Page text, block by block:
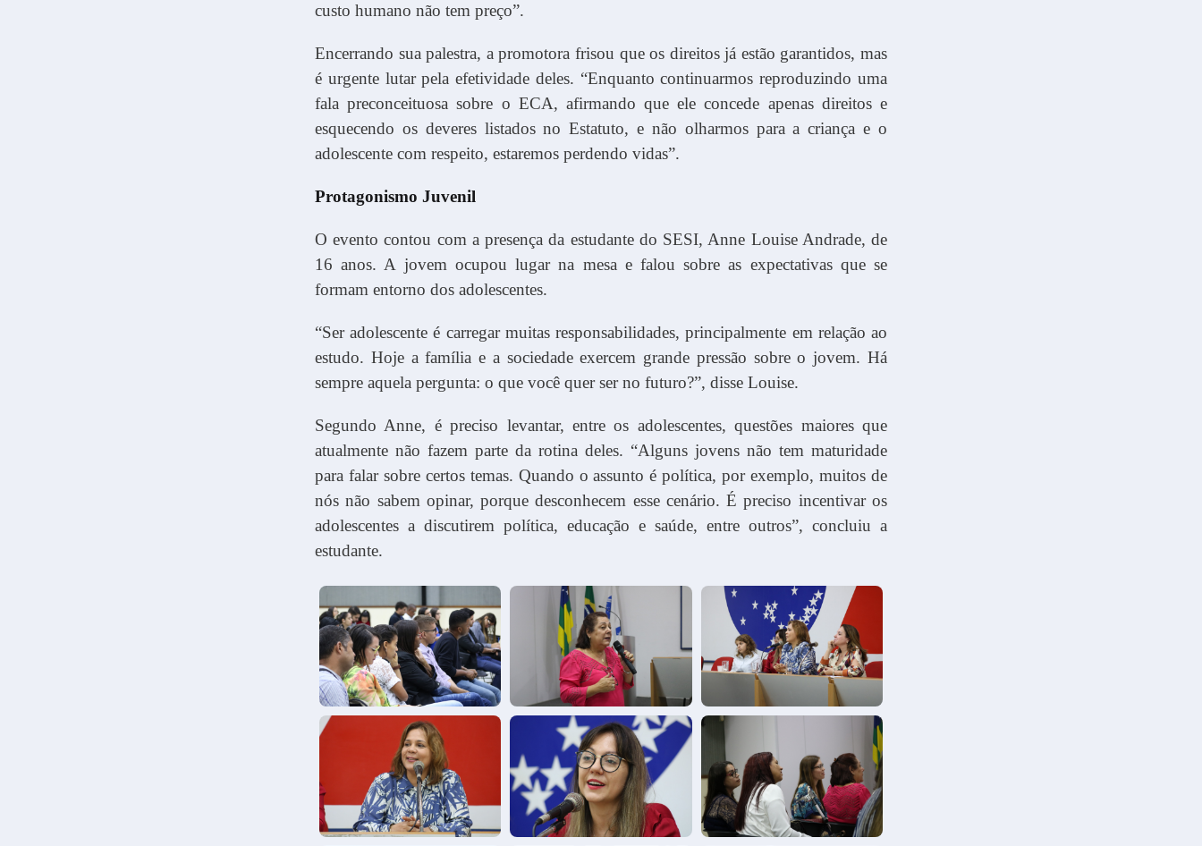
custo humano não tem preço”.
Encerrando sua palestra, a promotora frisou que os direitos já estão garantidos, mas
é urgente lutar pela efetividade deles. “Enquanto continuarmos reproduzindo uma
fala preconceituosa sobre o ECA, afirmando que ele concede apenas direitos e
esquecendo os deveres listados no Estatuto, e não olharmos para a criança e o
adolescente com respeito, estaremos perdendo vidas”.
Protagonismo Juvenil
O evento contou com a presença da estudante do SESI, Anne Louise Andrade, de
16 anos. A jovem ocupou lugar na mesa e falou sobre as expectativas que se
formam entorno dos adolescentes.
“Ser adolescente é carregar muitas responsabilidades, principalmente em relação ao
estudo. Hoje a família e a sociedade exercem grande pressão sobre o jovem. Há
sempre aquela pergunta: o que você quer ser no futuro?”, disse Louise.
Segundo Anne, é preciso levantar, entre os adolescentes, questões maiores que
atualmente não fazem parte da rotina deles. “Alguns jovens não tem maturidade
para falar sobre certos temas. Quando o assunto é política, por exemplo, muitos de
nós não sabem opinar, porque desconhecem esse cenário. É preciso incentivar os
adolescentes a discutirem política, educação e saúde, entre outros”, concluiu a
estudante.